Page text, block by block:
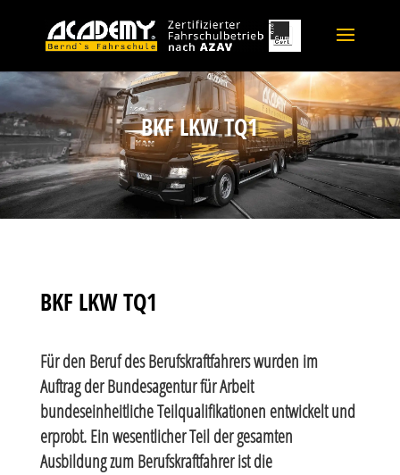
BKF LKW TQ1
BKF LKW TQ1
Für den Beruf des Berufskraftfahrers wurden im
Auftrag der Bundesagentur für Arbeit
bundeseinheitliche Teilqualifikationen entwickelt und
erprobt. Ein wesentlicher Teil der gesamten
Ausbildung zum Berufskraftfahrer ist die